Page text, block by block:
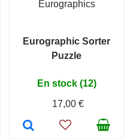
Eurographics
Eurographic Sorter
Puzzle
En stock (12)
17,00 €